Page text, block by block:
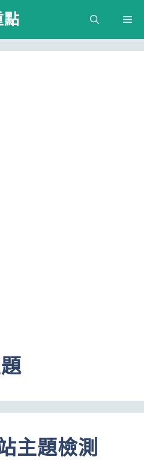
主題檢測